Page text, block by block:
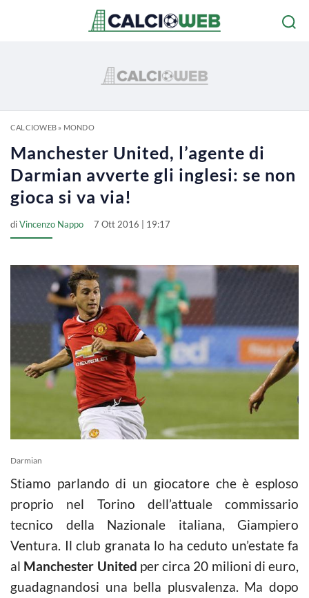
CALCIOWEB» MONDO
Manchester United, l’agente di
Darmian avverte gli inglesi: se non
gioca si va via!
diVincenzo Nappo 7 Ott 2016 | 19:17
Darmian
Stiamo parlando di un giocatore che è esploso
proprio nel Torino dell’attuale commissario
tecnico della Nazionale italiana, Giampiero
Ventura. Il club granata lo ha ceduto un’estate fa
al Manchester United per circa 20 milioni di euro,
guadagnandosi una bella plusvalenza. Ma dopo